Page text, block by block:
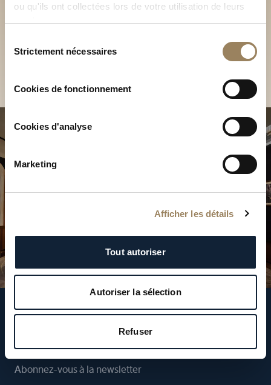
ou qu'ils ont collectées lors de votre utilisation de leurs
services.
duStrictement nécessaires
Cookies de fonctionnement
Cookies d'analyse
Marketing
Afficher les détails
Tout autoriser
Autoriser la sélection
Refuser
Découvrez nos collections
en Boutique
Suivez-nous
Abonnez-vous à la newsletter